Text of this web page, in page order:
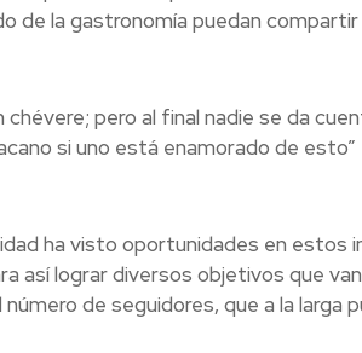
de la gastronomía puedan
pero al final nadie se da
si uno está enamorado de
ha visto oportunidades en estos
así lograr diversos objetivos que
de seguidores, que a la larga